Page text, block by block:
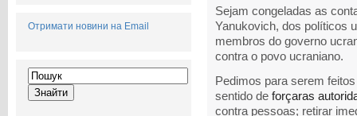
Отримати новини на Email
Sejam congeladas as
Yanukovich, dos políticos
membros do governo
contra o povo ucraniano.
Pedimos para serem
sentido de forçaras
contra pessoas; retirar